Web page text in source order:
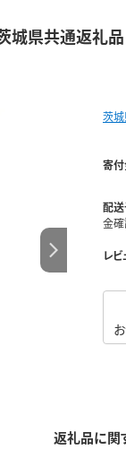
県共通返礼
茨
寄
配送
金確
レビ
返礼品に関